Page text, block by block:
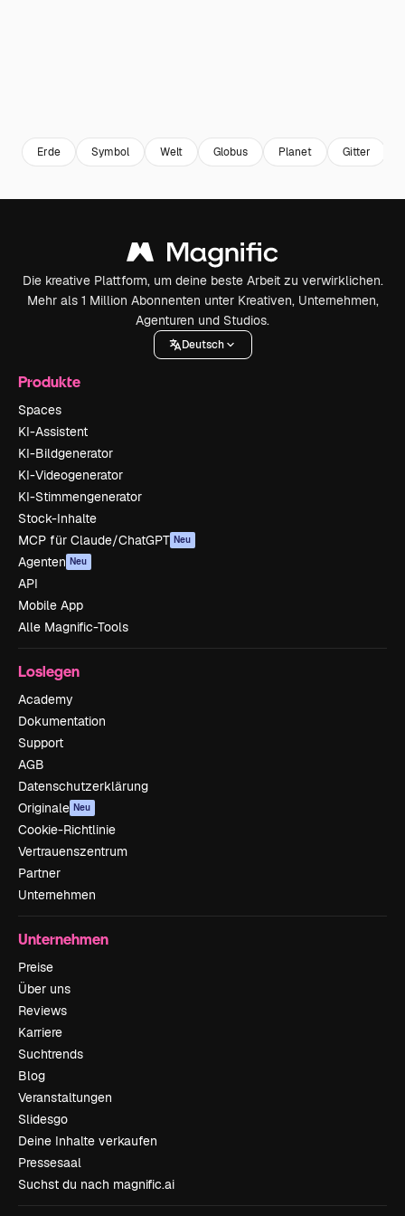
Erde Symbol Welt Globus Planet Gitter
Die kreative Plattform, um deine beste Arbeit zu verwirklichen.
Mehr als 1 Million Abonnenten unter Kreativen, Unternehmen,
Agenturen und Studios.
Deutsch
Produkte
Spaces
KI-Assistent
KI-Bildgenerator
KI-Videogenerator
KI-Stimmengenerator
Stock-Inhalte
MCP für Claude/ChatGPT Neu
Agenten Neu
API
Mobile App
Alle Magnific-Tools
Loslegen
Academy
Dokumentation
Support
AGB
Datenschutzerklärung
Originale Neu
Cookie-Richtlinie
Vertrauenszentrum
Partner
Unternehmen
Unternehmen
Preise
Über uns
Reviews
Karriere
Suchtrends
Blog
Veranstaltungen
Slidesgo
Deine Inhalte verkaufen
Pressesaal
Suchst du nach magnific.ai